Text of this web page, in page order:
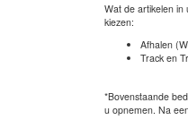
Wat de artikelen in
kiezen:
Afhalen
Track en
*Bovenstaande
u opnemen. Na